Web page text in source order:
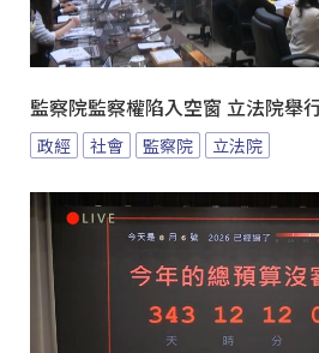
監察院監察權陷入空窗 立法院舉
政經 社會 監察院 立法院